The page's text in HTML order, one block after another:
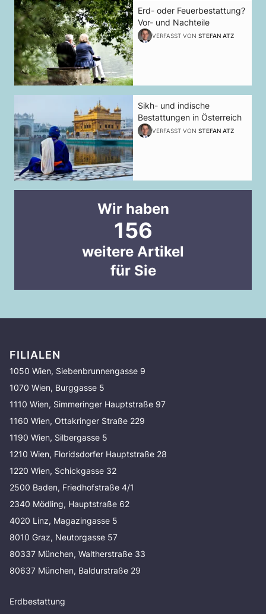
Erd- oder Feuerbestattung?
Vor- und Nachteile
VERFASST VON STEFAN ATZ
Sikh- und indische
Bestattungen in Österreich
VERFASST VON STEFAN ATZ
Wir haben
156
weitere Artikel
für Sie
FILIALEN
1050 Wien, Siebenbrunnengasse 9
1070 Wien, Burggasse 5
1110 Wien, Simmeringer Hauptstraße 97
1160 Wien, Ottakringer Straße 229
1190 Wien, Silbergasse 5
1210 Wien, Floridsdorfer Hauptstraße 28
1220 Wien, Schickgasse 32
2500 Baden, Friedhofstraße 4/1
2340 Mödling, Hauptstraße 62
4020 Linz, Magazingasse 5
8010 Graz, Neutorgasse 57
80337 München, Waltherstraße 33
80637 München, Baldurstraße 29
Erdbestattung